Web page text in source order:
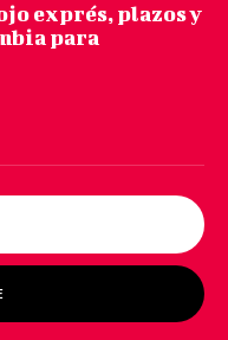
exprés, plazos y
para